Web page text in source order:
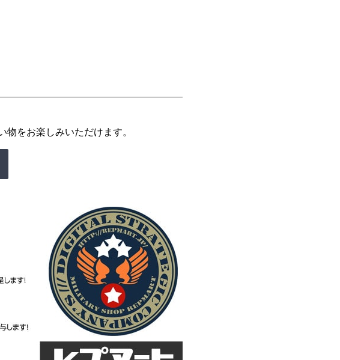
をお楽しみいただけます。